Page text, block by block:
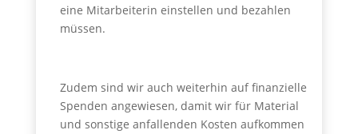
eine Mitarbeiterin einstellen und bezahlen
müssen.
Zudem sind wir auch weiterhin auf finanzielle
Spenden angewiesen, damit wir für Material
und sonstige anfallenden Kosten aufkommen